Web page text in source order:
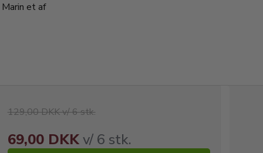
et af
129,00 DKK v/ 6 stk.
69,00 DKKv/ 6 stk.